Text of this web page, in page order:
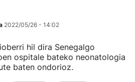
2022/05/26 - 14:02
hil dira Senegalgo
ospitale bateko neonatologia
baten ondorioz.